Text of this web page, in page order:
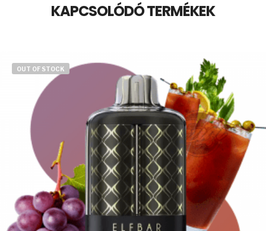
KAPCSOLÓDÓ TERMÉKEK
OUT OF STOCK